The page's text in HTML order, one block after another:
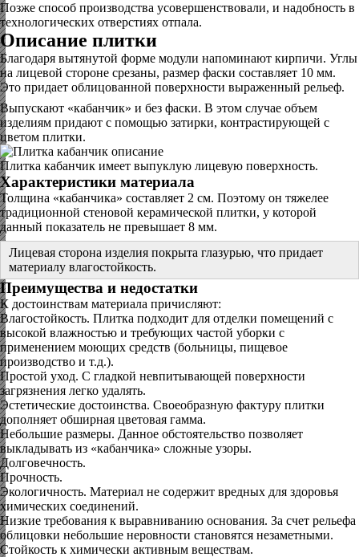
Позже способ производства усовершенствовали, и надобность в
технологических отверстиях отпала.
Описание плитки
Благодаря вытянутой форме модули напоминают кирпичи. Углы
на лицевой стороне срезаны, размер фаски составляет 10 мм.
Это придает облицованной поверхности выраженный рельеф.
Выпускают «кабанчик» и без фаски. В этом случае объем
изделиям придают с помощью затирки, контрастирующей с
цветом плитки.
Плитка кабанчик имеет выпуклую лицевую поверхность.
Характеристики материала
Толщина «кабанчика» составляет 2 см. Поэтому он тяжелее
традиционной стеновой керамической плитки, у которой
данный показатель не превышает 8 мм.
Лицевая сторона изделия покрыта глазурью, что придает
материалу влагостойкость.
Преимущества и недостатки
К достоинствам материала причисляют:
Влагостойкость. Плитка подходит для отделки помещений с
высокой влажностью и требующих частой уборки с
применением моющих средств (больницы, пищевое
производство и т.д.).
Простой уход. С гладкой невпитывающей поверхности
загрязнения легко удалять.
Эстетические достоинства. Своеобразную фактуру плитки
дополняет обширная цветовая гамма.
Небольшие размеры. Данное обстоятельство позволяет
выкладывать из «кабанчика» сложные узоры.
Долговечность.
Прочность.
Экологичность. Материал не содержит вредных для здоровья
химических соединений.
Низкие требования к выравниванию основания. За счет рельефа
облицовки небольшие неровности становятся незаметными.
Стойкость к химически активным веществам.